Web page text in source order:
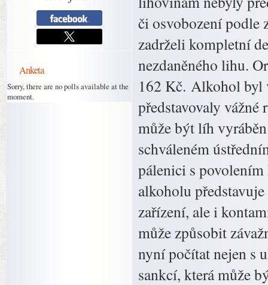
Anketa
Sorry, there are no polls available at the
moment.
či osvobození podle
zadrželi kompletní
nezdaněného lihu.
162 Kč. Alkohol byl
představovaly
může být líh
schváleném
pálenici s
alkoholu
zařízení, ale i
může způsobit
nyní počítat nejen s
sankcí, která může